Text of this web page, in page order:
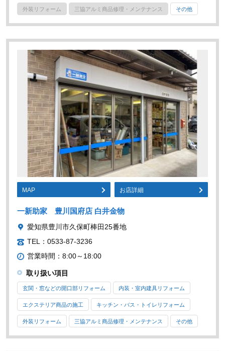
外装リフォーム 三協アルミ商品修理・メンテナンス その他
MAP お店詳細
一新助家 豊川国府店 白井金物
愛知県豊川市久保町棒田25番地
TEL：0533-87-3236
営業時間：8:00～18:00
取り扱い項目
玄関・窓などの開口部リフォーム 内装・室内建具リフォーム
エクステリア商品の施工 キッチン・バス・トイレリフォーム
外装リフォーム 三協アルミ商品修理・メンテナンス その他